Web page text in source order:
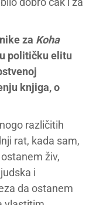
za Koha
političku elitu
knjiga, o
različitih
rat, kada sam,
živ,
i
da ostanem